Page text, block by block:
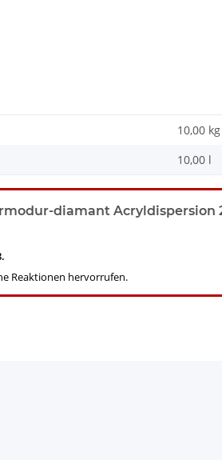
10,00 kg
10,00 l
diamant Acryldispersion
Reaktionen hervorrufen.